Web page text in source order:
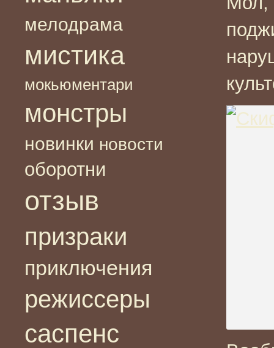
мелодрама
мистика
мокьюментари
монстры
новинки новости
оборотни
отзыв
призраки
приключения
режиссеры
саспенс